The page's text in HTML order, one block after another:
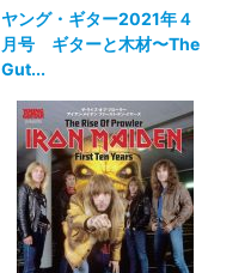
ヤング・ギター2021年４
月号 ギターと木材〜The
Gut...